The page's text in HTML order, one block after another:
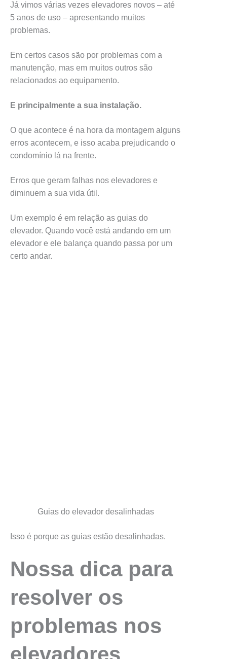
Já vimos várias vezes elevadores novos – até
5 anos de uso – apresentando muitos
problemas.
Em certos casos são por problemas com a
manutenção, mas em muitos outros são
relacionados ao equipamento.
E principalmente a sua instalação.
O que acontece é na hora da montagem alguns
erros acontecem, e isso acaba prejudicando o
condomínio lá na frente.
Erros que geram falhas nos elevadores e
diminuem a sua vida útil.
Um exemplo é em relação as guias do
elevador. Quando você está andando em um
elevador e ele balança quando passa por um
certo andar.
Guias do elevador desalinhadas
Isso é porque as guias estão desalinhadas.
Nossa dica para
resolver os
problemas nos
elevadores